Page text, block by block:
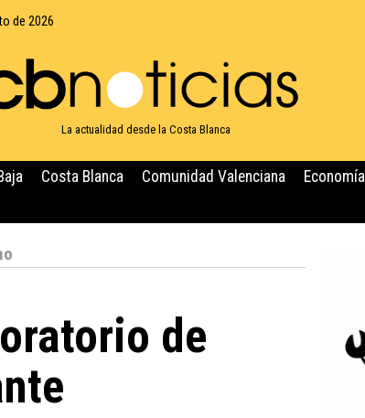
de 2026
La actualidad desde la Costa Blanca
Costa Blanca Comunidad Valenciana Economía
de